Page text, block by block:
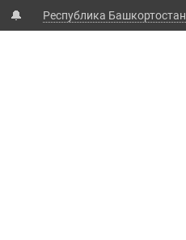
🔔 Республика Башкортостан